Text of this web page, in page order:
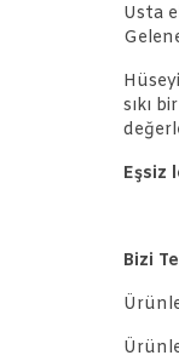
Usta
sıkı
Eşsiz
Bizi